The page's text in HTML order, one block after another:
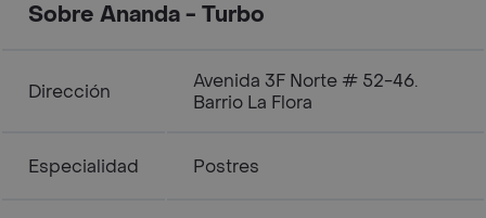
Sobre Ananda - Turbo
Dirección
Avenida 3F Norte # 52-46.
Barrio La Flora
Especialidad Postres